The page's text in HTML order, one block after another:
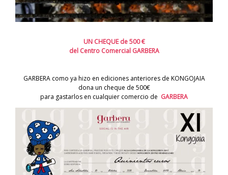
UN CHEQUE de 500 €
del Centro Comercial GARBERA
GARBERA como ya hizo en ediciones anteriores de KONGOJAIA
dona un cheque de 500€
para gastarlos en cualquier comercio de GARBERA